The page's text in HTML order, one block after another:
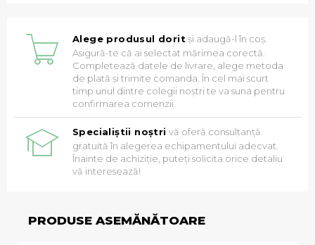
Alege produsul doritși adaugă-l în coș.
Asigură-te că ai selectat mărimea corectă.
Completează datele de livrare, alege metoda
de plată și trimite comanda. În cel mai scurt
timp unul dintre colegii noștri te va suna pentru
confirmarea comenzii.
Specialiștii noștri vă oferă consultanță
gratuită în alegerea echipamentului adecvat.
Înainte de achiziție, puteți solicita orice detaliu
vă interesează!
PRODUSE ASEMĂNĂTOARE